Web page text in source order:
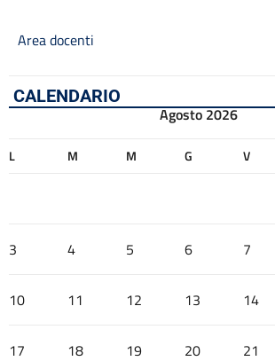
Area docenti
CALENDARIO
Agosto 2026
L M M G V
3 4 5 6 7
10 11 12 13 14
17 18 19 20 21